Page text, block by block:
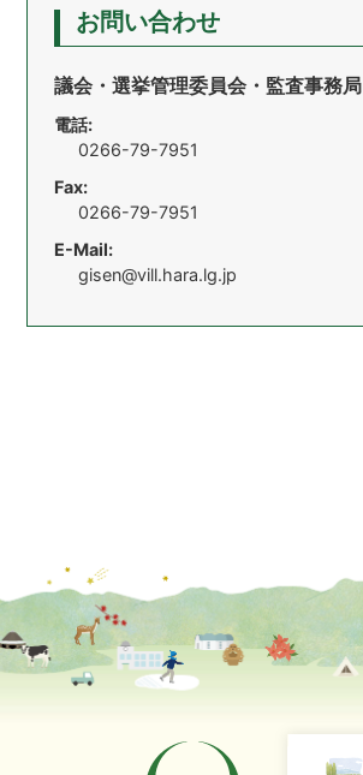
お問い合わせ
議会・選挙管理委員会・監査事務局
電話:
0266-79-7951
Fax:
0266-79-7951
E-Mail:
gisen@vill.hara.lg.jp